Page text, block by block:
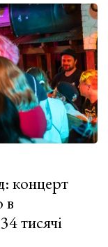
концерт
в
тисячі